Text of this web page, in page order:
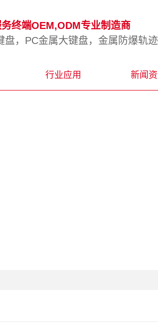
终端OEM,ODM专业制造商
，PC金属大键盘，金属防爆轨
行业应用 新闻